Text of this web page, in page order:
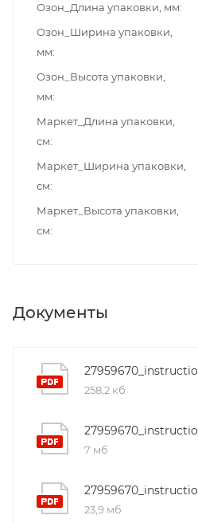
Озон_Длина упаковки, мм
Озон_Ширина упаковки,
мм
Озон_Высота упаковки,
мм
Маркет_Длина упаковки,
см
Маркет_Ширина упаковки,
см
Маркет_Высота упаковки,
см
Документы
258,2 кб
7 мб
23,9 мб